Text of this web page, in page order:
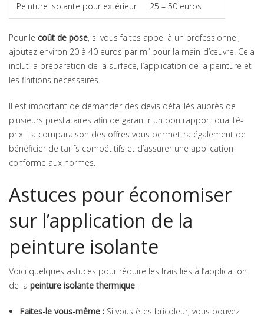
Peinture isolante pour extérieur
25 – 50 euros
Pour le coût de pose, si vous faites appel à un professionnel,
ajoutez environ 20 à 40 euros par m² pour la main-d’œuvre. Cela
inclut la préparation de la surface, l’application de la peinture et
les finitions nécessaires.
Il est important de demander des devis détaillés auprès de
plusieurs prestataires afin de garantir un bon rapport qualité-
prix. La comparaison des offres vous permettra également de
bénéficier de tarifs compétitifs et d’assurer une application
conforme aux normes.
Astuces pour économiser
sur l’application de la
peinture isolante
Voici quelques astuces pour réduire les frais liés à l’application
de la peinture isolante thermique :
Faites-le vous-même :Si vous êtes bricoleur, vous pouvez